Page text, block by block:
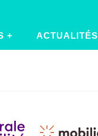
ACTUALITÉS